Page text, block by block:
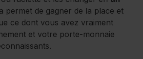
permet de gagner de la place et
ce dont vous avez vraiment
et votre porte-monnaie